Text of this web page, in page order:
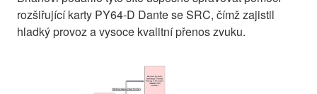
rozšiřující karty PY64-D Dante se SRC, čímž zajistil
hladký provoz a vysoce kvalitní přenos zvuku.